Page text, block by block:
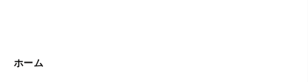
ホーム